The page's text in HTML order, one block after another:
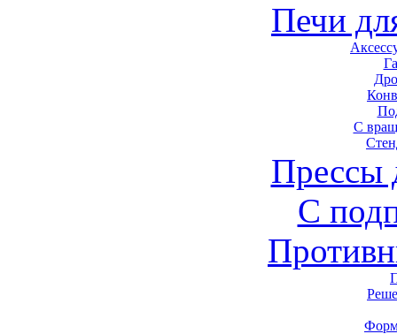
Печи
С
Прессы
С